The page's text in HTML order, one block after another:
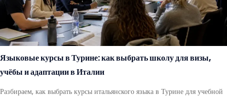
Языковые курсы в Турине: как выбрать школу для визы,
учёбы и адаптации в Италии
Разбираем, как выбрать курсы итальянского языка в Турине для учебной